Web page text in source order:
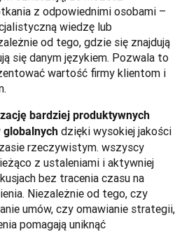
z odpowiednimi osobami –
wiedzę lub
od tego, gdzie się znajdują
się danym językiem. Pozwala to
wartość firmy klientom i
bardziej produktywnych
globalnych dzięki wysokiej jakości
rzeczywistym. wszyscy
z ustaleniami i aktywniej
bez tracenia czasu na
Niezależnie od tego, czy
umów, czy omawianie strategii,
pomagają uniknąć